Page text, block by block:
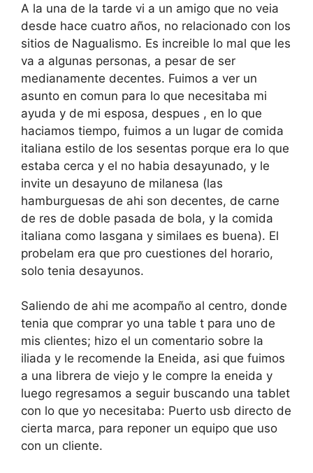
A la una de la tarde vi a un amigo que no veia
desde hace cuatro años, no relacionado con los
sitios de Nagualismo. Es increible lo mal que les
va a algunas personas, a pesar de ser
medianamente decentes. Fuimos a ver un
asunto en comun para lo que necesitaba mi
ayuda y de mi esposa, despues , en lo que
haciamos tiempo, fuimos a un lugar de comida
italiana estilo de los sesentas porque era lo que
estaba cerca y el no habia desayunado, y le
invite un desayuno de milanesa (las
hamburguesas de ahi son decentes, de carne
de res de doble pasada de bola, y la comida
italiana como lasgana y similaes es buena). El
probelam era que pro cuestiones del horario,
solo tenia desayunos.
Saliendo de ahi me acompaño al centro, donde
tenia que comprar yo una table t para uno de
mis clientes; hizo el un comentario sobre la
iliada y le recomende la Eneida, asi que fuimos
a una librera de viejo y le compre la eneida y
luego regresamos a seguir buscando una tablet
con lo que yo necesitaba: Puerto usb directo de
cierta marca, para reponer un equipo que uso
con un cliente.